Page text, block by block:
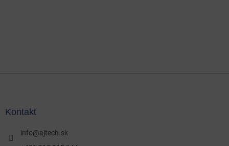
Kontakt
info@ajtech.sk